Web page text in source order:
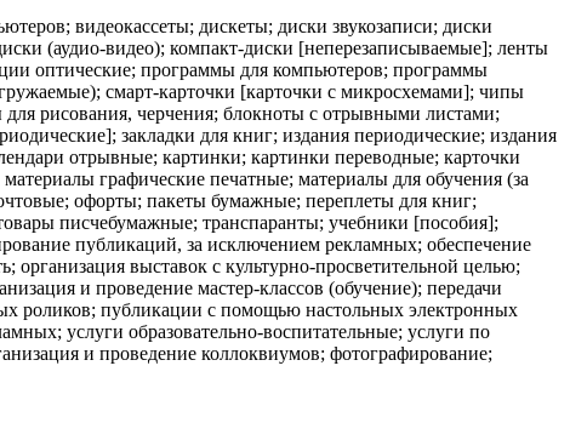
видеокассеты; дискеты; диски звукозаписи; диски
(аудио-видео); компакт-диски [неперезаписываемые]; ленты
оптические; программы для компьютеров; программы
смарт-карточки [карточки с микросхемами]; чипы
рисования, черчения; блокноты с отрывными листами;
закладки для книг; издания периодические; издания
отрывные; картинки; картинки переводные; карточки
графические печатные; материалы для обучения (за
офорты; пакеты бумажные; переплеты для книг;
писчебумажные; транспаранты; учебники [пособия];
публикаций, за исключением рекламных; обеспечение
выставок с культурно-просветительной целью;
и проведение мастер-классов (обучение); передачи
роликов; публикации с помощью настольных электронных
услуги образовательно-воспитательные; услуги по
и проведение коллоквиумов; фотографирование;